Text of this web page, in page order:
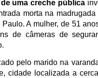
uma creche pública
morta na
A mulher, de 51
de câmeras de
pelo marido na
cidade localizada a